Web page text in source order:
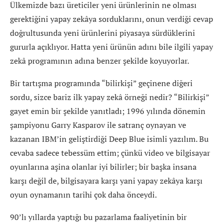
Ülkemizde bazı üreticiler yeni ürünlerinin ne olması
gerektiğini yapay zekâya sorduklarını, onun verdiği cevap
doğrultusunda yeni ürünlerini piyasaya sürdüklerini
gururla açıklıyor. Hatta yeni ürünün adını bile ilgili yapay
zekâ programının adına benzer şekilde koyuyorlar.
Bir tartışma programında “bilirkişi” geçinene diğeri
sordu, sizce bariz ilk yapay zekâ örneği nedir? “Bilirkişi”
gayet emin bir şekilde yanıtladı; 1996 yılında dönemin
şampiyonu Garry Kasparov ile satranç oynayan ve
kazanan IBM’in geliştirdiği Deep Blue isimli yazılım. Bu
cevaba sadece tebessüm ettim; çünkü video ve bilgisayar
oyunlarına aşina olanlar iyi bilirler; bir başka insana
karşı değil de, bilgisayara karşı yani yapay zekâya karşı
oyun oynamanın tarihi çok daha önceydi.
90’lı yıllarda yaptığı bu pazarlama faaliyetinin bir